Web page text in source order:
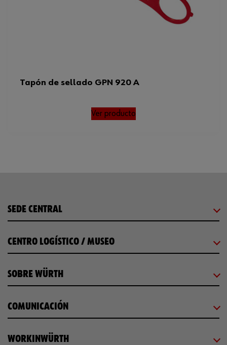
Tapón de sellado GPN 920 A
Ver producto
SEDE CENTRAL
CENTRO LOGÍSTICO / MUSEO
SOBRE WÜRTH
COMUNICACIÓN
WORKINWÜRTH